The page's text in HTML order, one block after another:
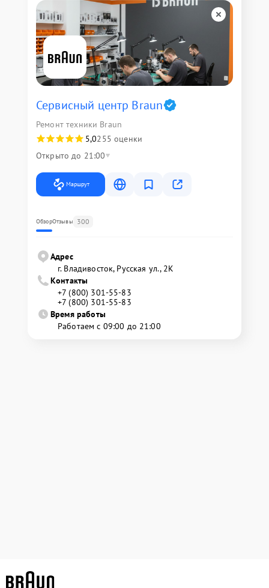
Сервисный центр Braun
Ремонт техники Braun
5,0255 оценки
Открыто до 21:00
Маршрут
ОбзорОтзывы 300
Адрес
г. Владивосток, Русская ул., 2К
Контакты
+7 (800) 301-55-83
+7 (800) 301-55-83
Время работы
Работаем с 09:00 до 21:00